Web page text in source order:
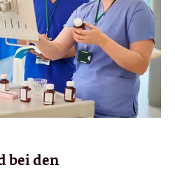
bei den